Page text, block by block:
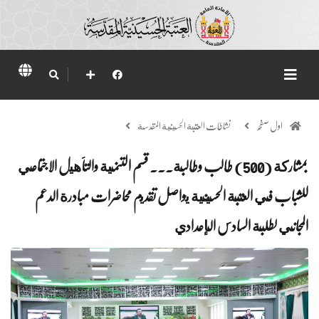
اول صفحہ نشاطات العتبة الحسينية المقدسة
بمشاركة (500) طالب وطالبة... قسم التنمية والتأهيل الاجتماعي
للشباب في العتبة الحسينية يواصل تقديم محاضرات مبادرة الدعم
المجاني لطلبة السادس الإعدادي